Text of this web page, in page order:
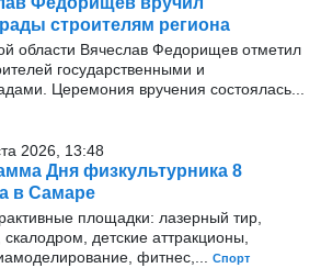
строителям региона
области Вячеслав Федорищев отметил
государственными и
Церемония вручения состоялась...
2026, 13:48
Дня физкультурника 8
в Самаре
площадки: лазерный тир,
детские аттракционы,
фитнес,...
Спорт